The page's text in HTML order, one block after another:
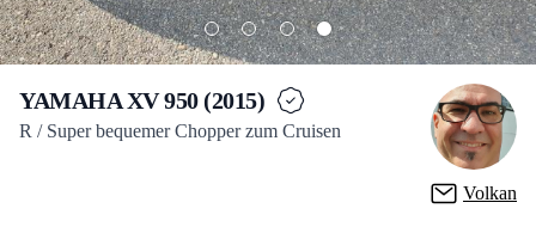
YAMAHA XV 950 (2015)
R / Super bequemer Chopper zum Cruisen
Volkan